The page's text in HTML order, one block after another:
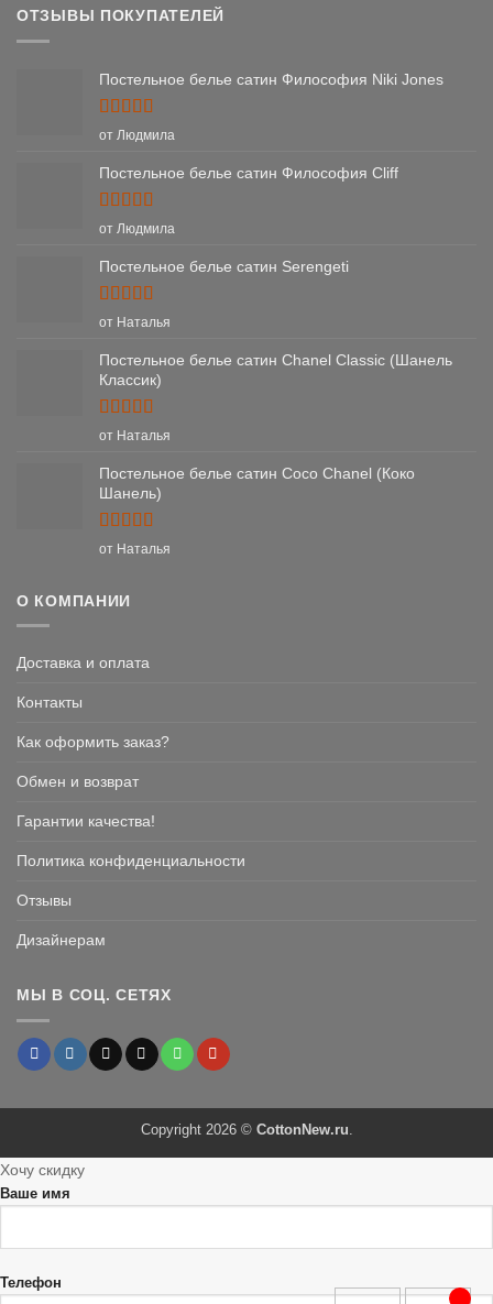
ОТЗЫВЫ ПОКУПАТЕЛЕЙ
Постельное белье сатин Философия Niki Jones
Оценка5
от Людмила
Постельное белье сатин Философия Cliff
Оценка5
от Людмила
Постельное белье сатин Serengeti
Оценка5
от Наталья
Постельное белье сатин Chanel Classic (Шанель
Классик)
Оценка5
от Наталья
Постельное белье сатин Coco Chanel (Коко
Шанель)
Оценка5
от Наталья
О КОМПАНИИ
Доставка и оплата
Контакты
Как оформить заказ?
Обмен и возврат
Гарантии качества!
Политика конфиденциальности
Отзывы
Дизайнерам
МЫ В СОЦ. СЕТЯХ
Copyright 2026 © CottonNew.ru
Хочу скидку
Ваше имя
Телефон